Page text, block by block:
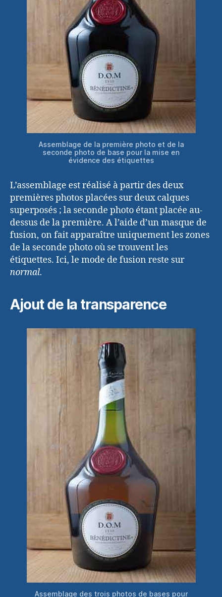
Assemblage de la première photo et de la
seconde photo de base pour la mise en
évidence des étiquettes
L’assemblage est réalisé à partir des deux
premières photos placées sur deux calques
superposés ; la seconde photo étant placée au-
dessus de la première. A l’aide d’un masque de
fusion, on fait apparaître uniquement les zones
de la seconde photo où se trouvent les
étiquettes. Ici, le mode de fusion reste sur
normal.
Ajout de la transparence
Assemblage des trois photos de bases pour